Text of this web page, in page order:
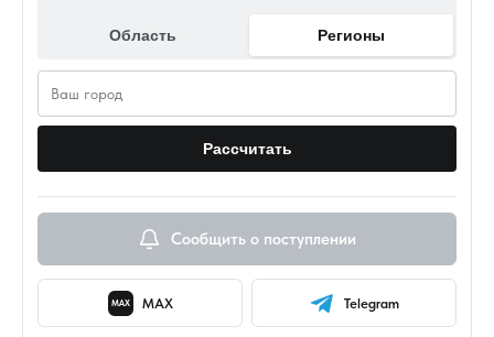
Область Регионы
Рассчитать
Сообщить о поступлении
MAX MAX Telegram